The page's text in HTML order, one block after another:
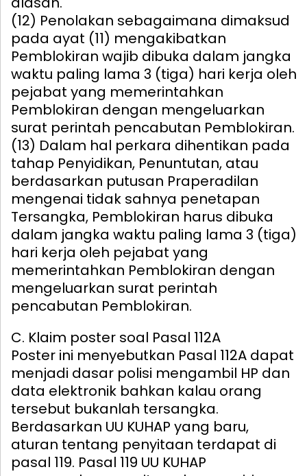
(12) Penolakan sebagaimana dimaksud
pada ayat (11) mengakibatkan
Pemblokiran wajib dibuka dalam jangka
waktu paling lama 3 (tiga) hari kerja oleh
pejabat yang memerintahkan
Pemblokiran dengan mengeluarkan
surat perintah pencabutan Pemblokiran.
(13) Dalam hal perkara dihentikan pada
tahap Penyidikan, Penuntutan, atau
berdasarkan putusan Praperadilan
mengenai tidak sahnya penetapan
Tersangka, Pemblokiran harus dibuka
dalam jangka waktu paling lama 3 (tiga)
hari kerja oleh pejabat yang
memerintahkan Pemblokiran dengan
mengeluarkan surat perintah
pencabutan Pemblokiran.
C. Klaim poster soal Pasal 112A
Poster ini menyebutkan Pasal 112A dapat
menjadi dasar polisi mengambil HP dan
data elektronik bahkan kalau orang
tersebut bukanlah tersangka.
Berdasarkan UU KUHAP yang baru,
aturan tentang penyitaan terdapat di
pasal 119. Pasal 119 UU KUHAP